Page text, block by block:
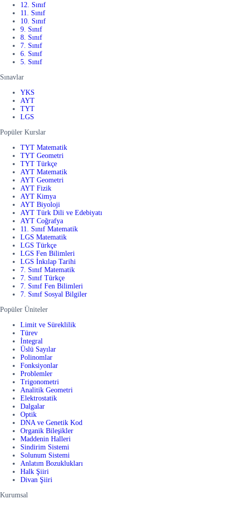
12. Sınıf
11. Sınıf
10. Sınıf
9. Sınıf
8. Sınıf
7. Sınıf
6. Sınıf
5. Sınıf
Sınavlar
YKS
AYT
TYT
LGS
Popüler Kurslar
TYT Matematik
TYT Geometri
TYT Türkçe
AYT Matematik
AYT Geometri
AYT Fizik
AYT Kimya
AYT Biyoloji
AYT Türk Dili ve Edebiyatı
AYT Coğrafya
11. Sınıf Matematik
LGS Matematik
LGS Türkçe
LGS Fen Bilimleri
LGS İnkılap Tarihi
7. Sınıf Matematik
7. Sınıf Türkçe
7. Sınıf Fen Bilimleri
7. Sınıf Sosyal Bilgiler
Popüler Üniteler
Limit ve Süreklilik
Türev
İntegral
Üslü Sayılar
Polinomlar
Fonksiyonlar
Problemler
Trigonometri
Analitik Geometri
Elektrostatik
Dalgalar
Optik
DNA ve Genetik Kod
Organik Bileşikler
Maddenin Halleri
Sindirim Sistemi
Solunum Sistemi
Anlatım Bozuklukları
Halk Şiiri
Divan Şiiri
Kurumsal